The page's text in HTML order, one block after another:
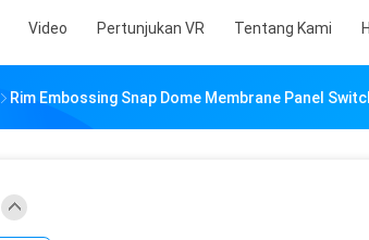
Video Pertunjukan VR Tentang Kami
Rim Embossing Snap Dome Membrane Panel